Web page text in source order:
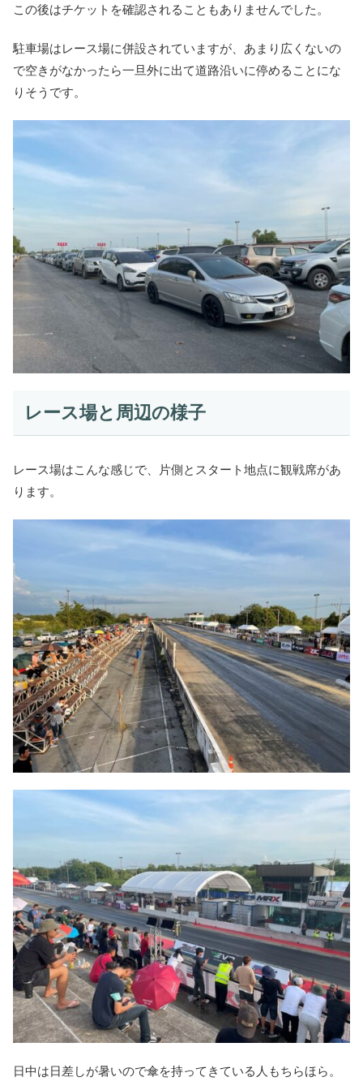
この後はチケットを確認されることもありませんでした。
駐車場はレース場に併設されていますが、あまり広くないの
で空きがなかったら一旦外に出て道路沿いに停めることにな
りそうです。
レース場と周辺の様子
レース場はこんな感じで、片側とスタート地点に観戦席があ
ります。
日中は日差しが暑いので傘を持ってきている人もちらほら。